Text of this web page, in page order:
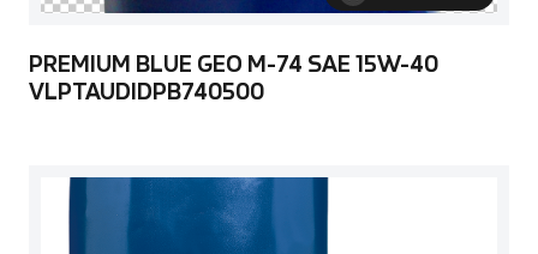
PREMIUM BLUE GEO M-74 SAE 15W-40
VLPTAUDIDPB740500